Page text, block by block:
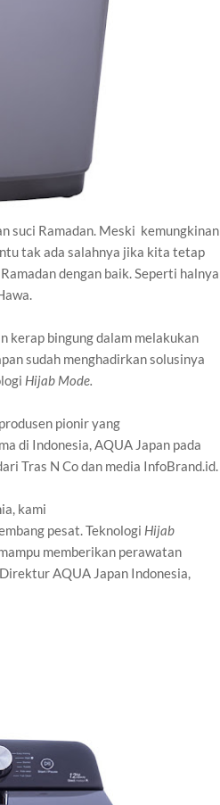
suci Ramadan. Meski kemungkinan
tak ada salahnya jika kita tetap
dengan baik. Seperti halnya
kerap bingung dalam melakukan
sudah menghadirkan solusinya
Hijab Mode.
pionir yang
di Indonesia, AQUA Japan pada
Tras N Co dan media InfoBrand.id.
kami
pesat. Teknologi Hijab
memberikan perawatan
AQUA Japan Indonesia,